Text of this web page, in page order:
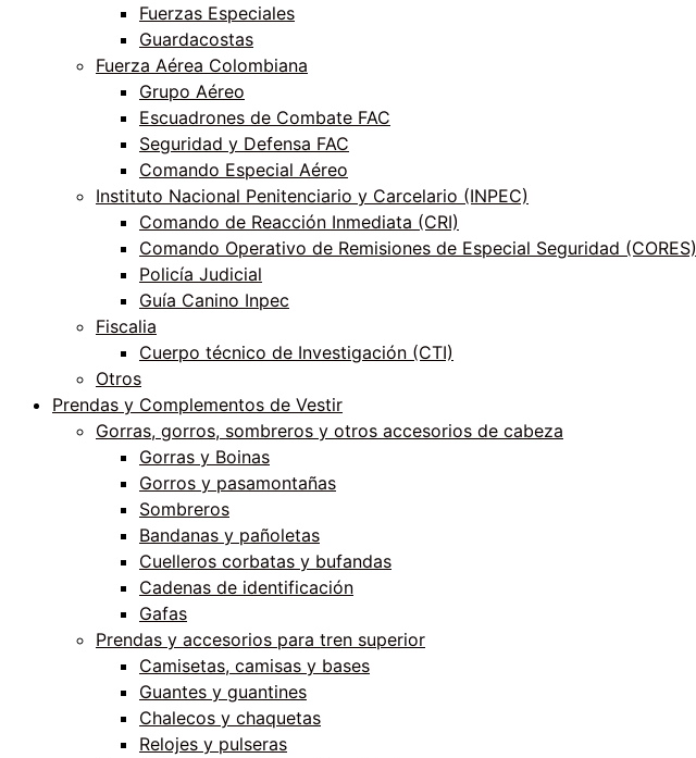
Fuerzas Especiales
Guardacostas
Fuerza Aérea Colombiana
Grupo Aéreo
Escuadrones de Combate FAC
Seguridad y Defensa FAC
Comando Especial Aéreo
Instituto Nacional Penitenciario y Carcelario (INPEC)
Comando de Reacción Inmediata (CRI)
Comando Operativo de Remisiones de Especial Seguridad (CORES)
Policía Judicial
Guía Canino Inpec
Fiscalia
Cuerpo técnico de Investigación (CTI)
Otros
Prendas y Complementos de Vestir
Gorras, gorros, sombreros y otros accesorios de cabeza
Gorras y Boinas
Gorros y pasamontañas
Sombreros
Bandanas y pañoletas
Cuelleros corbatas y bufandas
Cadenas de identificación
Gafas
Prendas y accesorios para tren superior
Camisetas, camisas y bases
Guantes y guantines
Chalecos y chaquetas
Relojes y pulseras